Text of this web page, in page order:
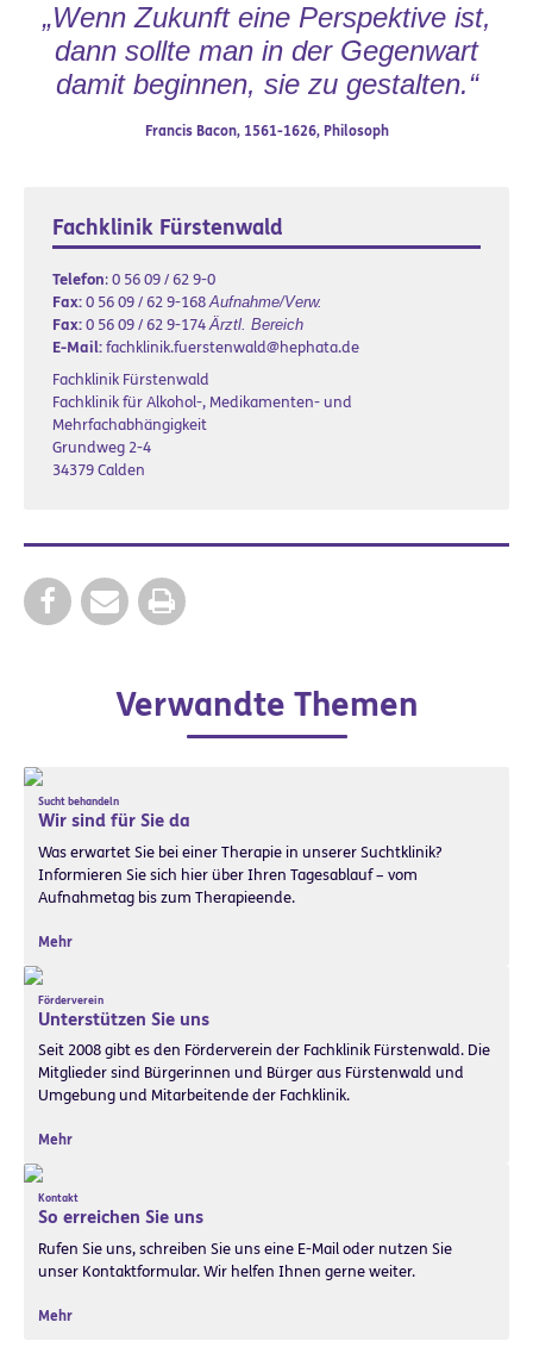
„Wenn Zukunft eine Perspektive ist,
dann sollte man in der Gegenwart
damit beginnen, sie zu gestalten.“
Francis Bacon, 1561-1626, Philosoph
Fachklinik Fürstenwald
Telefon: 0 56 09 / 62 9-0
Fax: 0 56 09 / 62 9-168Aufnahme/Verw.
Fax: 0 56 09 / 62 9-174Ärztl. Bereich
E-Mail: fachklinik.fuerstenwald@hephata.de
Fachklinik Fürstenwald
Fachklinik für Alkohol-, Medikamenten- und
Mehrfachabhängigkeit
Grundweg 2-4
34379 Calden
Verwandte Themen
Sucht behandeln
Wir sind für Sie da
Was erwartet Sie bei einer Therapie in unserer Suchtklinik?
Informieren Sie sich hier über Ihren Tagesablauf – vom
Aufnahmetag bis zum Therapieende.
Mehr
Förderverein
Unterstützen Sie uns
Seit 2008 gibt es den Förderverein der Fachklinik Fürstenwald. Die
Mitglieder sind Bürgerinnen und Bürger aus Fürstenwald und
Umgebung und Mitarbeitende der Fachklinik.
Mehr
Kontakt
So erreichen Sie uns
Rufen Sie uns, schreiben Sie uns eine E-Mail oder nutzen Sie
unser Kontaktformular. Wir helfen Ihnen gerne weiter.
Mehr